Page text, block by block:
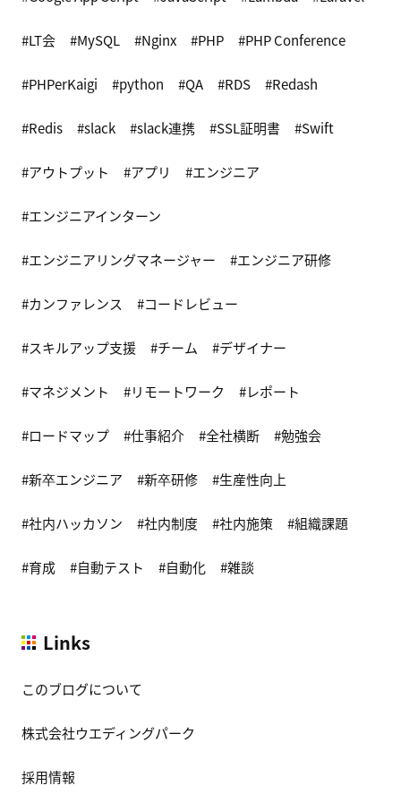
LT会 MySQL Nginx PHP PHP Conference
PHPerKaigi python QA RDS Redash
Redis slack slack連携 SSL証明書 Swift
アウトプット アプリ エンジニア
エンジニアインターン
エンジニアリングマネージャー エンジニア研修
カンファレンス コードレビュー
スキルアップ支援 チーム デザイナー
マネジメント リモートワーク レポート
ロードマップ 仕事紹介 全社横断 勉強会
新卒エンジニア 新卒研修 生産性向上
社内ハッカソン 社内制度 社内施策 組織課題
育成 自動テスト 自動化 雑談
Links
このブログについて
株式会社ウエディングパーク
採用情報